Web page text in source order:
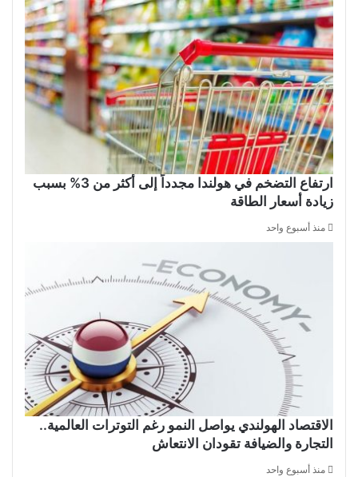
ارتفاع التضخم في هولندا مجدداً إلى أكثر من 3% بسبب
زيادة أسعار الطاقة
منذ أسبوع واحد
الاقتصاد الهولندي يواصل النمو رغم التوترات العالمية..
التجارة والضيافة تقودان الانتعاش
منذ أسبوع واحد